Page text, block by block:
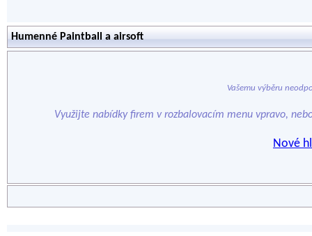
Humenné Paintball a airsoft
Vašemu výběru
Využijte nabídky firem v rozbalovacím menu vpravo,
Nové